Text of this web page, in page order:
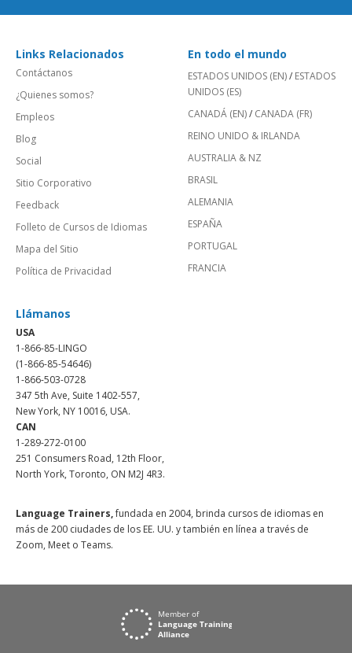
Links Relacionados
Contáctanos
¿Quienes somos?
Empleos
Blog
Social
Sitio Corporativo
Feedback
Folleto de Cursos de Idiomas
Mapa del Sitio
Política de Privacidad
En todo el mundo
ESTADOS UNIDOS (EN)/ ESTADOS
UNIDOS (ES)
CANADÁ (EN)/ CANADA (FR)
REINO UNIDO & IRLANDA
AUSTRALIA & NZ
BRASIL
ALEMANIA
ESPAÑA
PORTUGAL
FRANCIA
Llámanos
USA
1-866-85-LINGO
(1-866-85-54646)
1-866-503-0728
347 5th Ave, Suite 1402-557,
New York, NY 10016, USA.
CAN
1-289-272-0100
251 Consumers Road, 12th Floor,
North York, Toronto, ON M2J 4R3.
Language Trainers,fundada en 2004, brinda cursos de idiomas en
más de 200 ciudades de los EE. UU. y también en línea a través de
Zoom, Meet o Teams.